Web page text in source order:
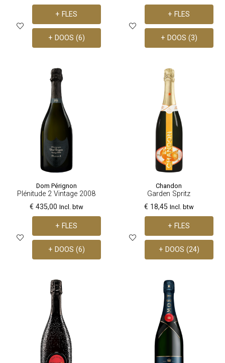
+ FLES
+ DOOS (6)
+ FLES
+ DOOS (3)
Dom Pérignon
Plénitude 2 Vintage 2008
€ 435,00 Incl. btw
+ FLES
+ DOOS (6)
Chandon
Garden Spritz
€ 18,45 Incl. btw
+ FLES
+ DOOS (24)